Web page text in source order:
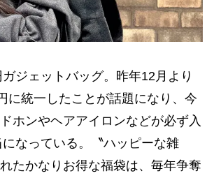
ジェットバッグ。昨年12月より
に統一したことが話題になり、今
ホンやヘアアイロンなどが必ず入
になっている。〝ハッピーな雑
たかなりお得な福袋は、毎年争奪